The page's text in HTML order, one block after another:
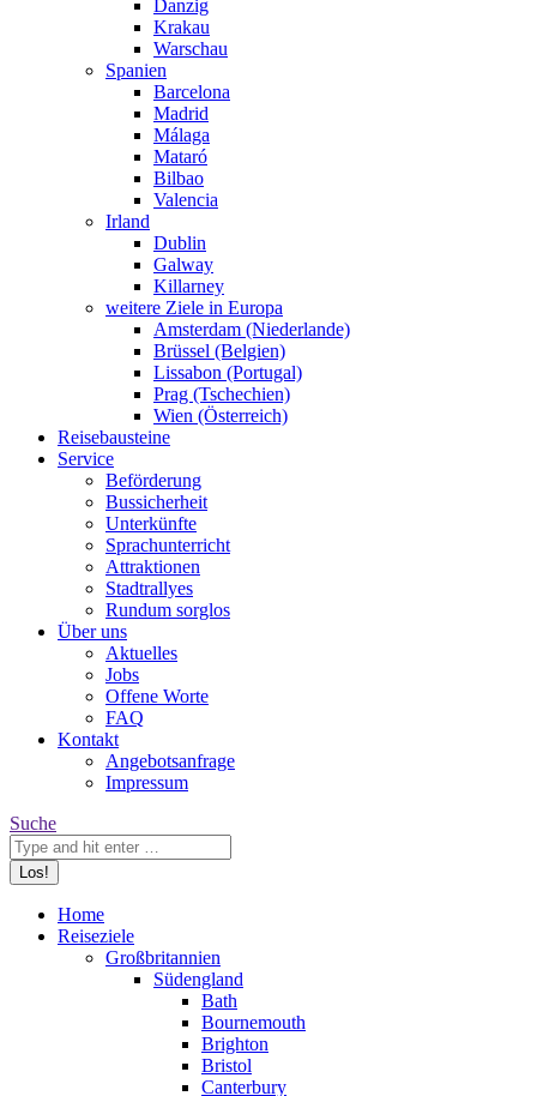
Danzig
Krakau
Warschau
Spanien
Barcelona
Madrid
Málaga
Mataró
Bilbao
Valencia
Irland
Dublin
Galway
Killarney
weitere Ziele in Europa
Amsterdam (Niederlande)
Brüssel (Belgien)
Lissabon (Portugal)
Prag (Tschechien)
Wien (Österreich)
Reisebausteine
Service
Beförderung
Bussicherheit
Unterkünfte
Sprachunterricht
Attraktionen
Stadtrallyes
Rundum sorglos
Über uns
Aktuelles
Jobs
Offene Worte
FAQ
Kontakt
Angebotsanfrage
Impressum
Search:
Suche
Home
Reiseziele
Großbritannien
Südengland
Bath
Bournemouth
Brighton
Bristol
Canterbury